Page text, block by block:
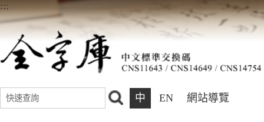
:::
中 EN 網站導覽